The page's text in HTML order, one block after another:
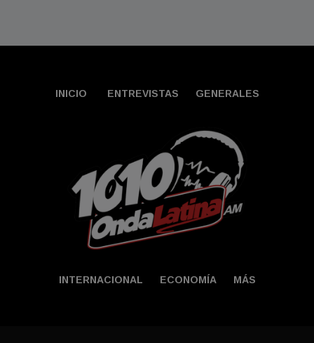
INICIO ENTREVISTAS GENERALES
INTERNACIONAL ECONOMÍA MÁS